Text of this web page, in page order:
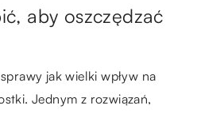
aby oszczędzać
jak wielki wpływ na
Jednym z rozwiązań,